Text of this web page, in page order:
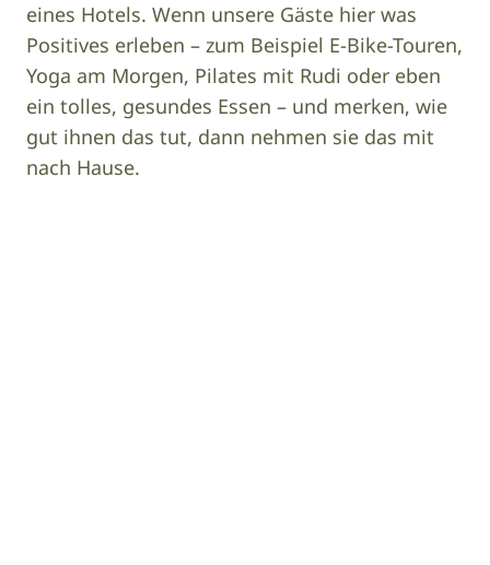
eines Hotels. Wenn unsere Gäste hier was
Positives erleben – zum Beispiel E-Bike-Touren,
Yoga am Morgen, Pilates mit Rudi oder eben
ein tolles, gesundes Essen – und merken, wie
gut ihnen das tut, dann nehmen sie das mit
nach Hause.